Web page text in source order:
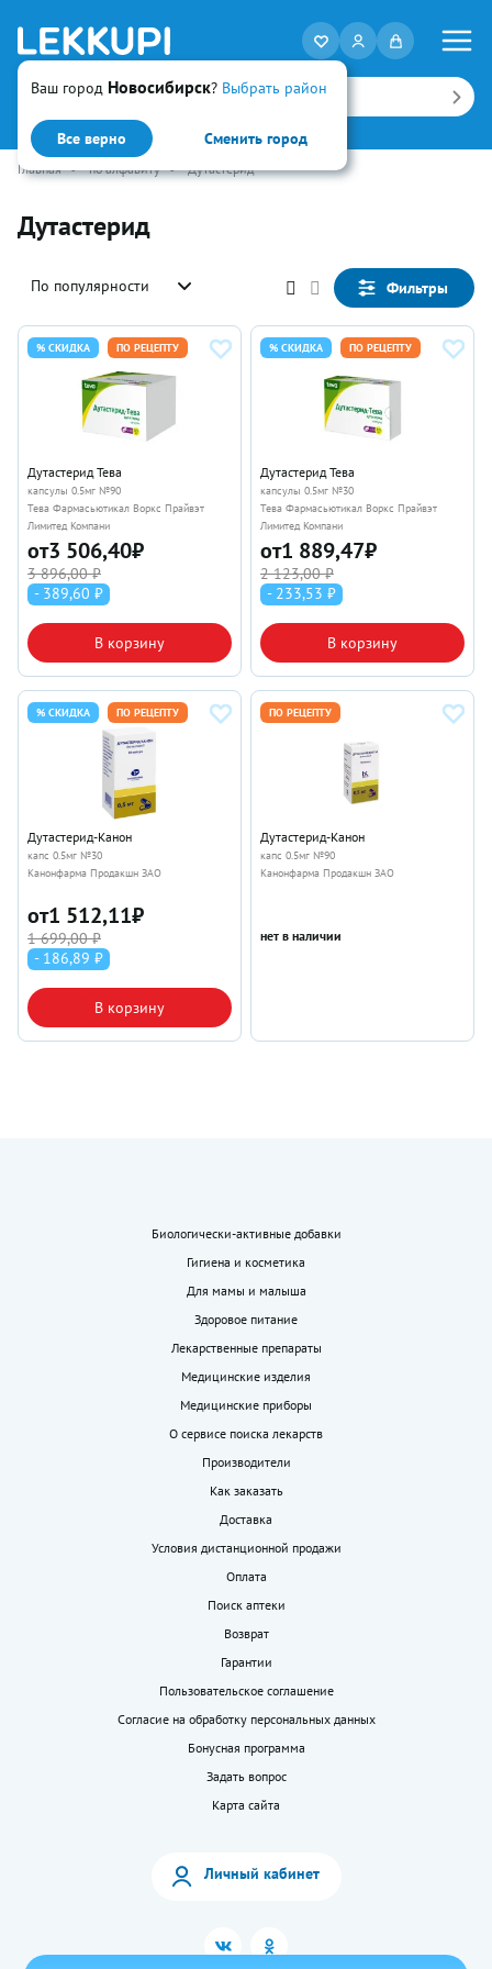
Ваш город Новосибирск? Выбрать район
Все верно Сменить город
Искать
Главная • по алфавиту • Дутастерид
Дутастерид
По популярности Фильтры
% СКИДКА ПО РЕЦЕПТУ
Дутастерид Тева
капсулы 0.5мг №90
Тева Фармасьютикал Воркс Прайвэт
Лимитед Компани
от3 506,40₽
3 896,00 ₽
- 389,60 ₽
В корзину
% СКИДКА ПО РЕЦЕПТУ
Дутастерид Тева
капсулы 0.5мг №30
Тева Фармасьютикал Воркс Прайвэт
Лимитед Компани
от1 889,47₽
2 123,00 ₽
- 233,53 ₽
В корзину
% СКИДКА ПО РЕЦЕПТУ
Дутастерид-Канон
капс 0.5мг №30
Канонфарма Продакшн ЗАО
от1 512,11₽
1 699,00 ₽
- 186,89 ₽
В корзину
ПО РЕЦЕПТУ
Дутастерид-Канон
капс 0.5мг №90
Канонфарма Продакшн ЗАО
нет в наличии
Биологически-активные добавки
Гигиена и косметика
Для мамы и малыша
Здоровое питание
Лекарственные препараты
Медицинские изделия
Медицинские приборы
О сервисе поиска лекарств
Производители
Как заказать
Доставка
Условия дистанционной продажи
Оплата
Поиск аптеки
Возврат
Гарантии
Пользовательское соглашение
Согласие на обработку персональных данных
Бонусная программа
Задать вопрос
Карта сайта
Личный кабинет